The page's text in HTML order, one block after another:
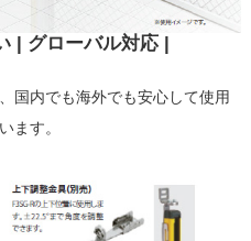
| グローバル対応 |
国内でも海外でも安心して使用
ます。